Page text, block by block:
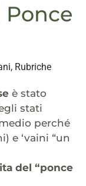
Ponce
, Rubriche
è stato
stati
perché
e ‘vaini “un
del “ponce